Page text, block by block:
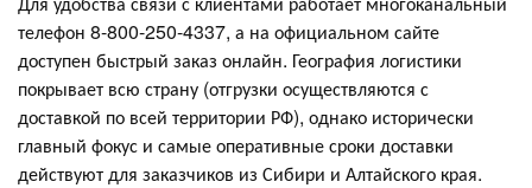
телефон 8-800-250-4337, а на официальном сайте
доступен быстрый заказ онлайн. География логистики
покрывает всю страну (отгрузки осуществляются с
доставкой по всей территории РФ), однако исторически
главный фокус и самые оперативные сроки доставки
действуют для заказчиков из Сибири и Алтайского края.